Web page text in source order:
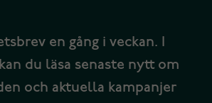
en gång i veckan. I
du läsa senaste nytt om
och aktuella kampanjer